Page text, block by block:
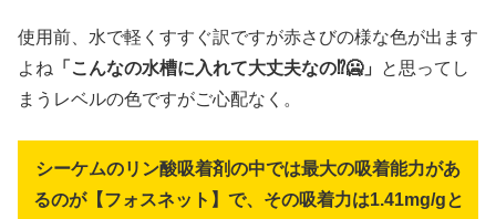
使用前、水で軽くすすぐ訳ですが赤さびの様な色が出ます
よね 「こんなの水槽に入れて大丈夫なの⁉️🥶」
と思ってし
まうレベルの色ですがご心配なく。
シーケムのリン酸吸着剤の中では最大の吸着能力があ
るのが【フォスネット】で、その吸着力は1.41mg/gと